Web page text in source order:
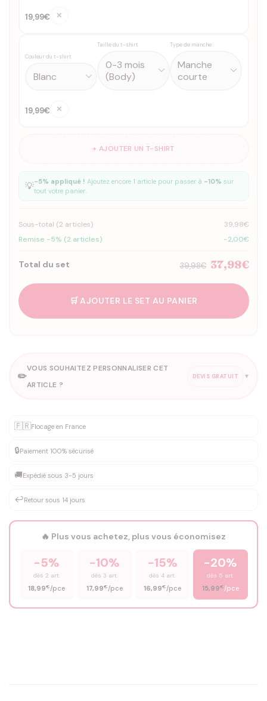
19,99€ ✕
Couleur du t-shirt
Taille du t-shirt Type de manche
19,99€ ✕
+ AJOUTER UN T-SHIRT
💡-5% appliqué ! Ajoutez encore 1 article pour passer à -10% sur
tout votre panier.
Sous-total (2 articles)
39,98€
Remise -5% (2 articles)
-2,00€
Total du set 39,98€ 37,98€
🛒 AJOUTER LE SET AU PANIER
✏️
VOUS SOUHAITEZ PERSONNALISER CET
ARTICLE ?
DEVIS GRATUIT ▼
✨ Personnalisation sur mesure
Prénom*
🇫🇷Flocage en France
🔒Paiement 100% sécurisé
🚚Expédié sous 3-5 jours
↩️Retour sous 14 jours
🔥 Plus vous achetez, plus vous économisez
-5%
dès 2 art.
18,99€/pce
-10%
dès 3 art.
17,99€/pce
-15%
dès 4 art.
16,99€/pce
-20%
dès 5 art.
15,99€/pce